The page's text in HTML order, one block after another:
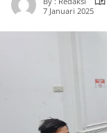
7 Januari 2025